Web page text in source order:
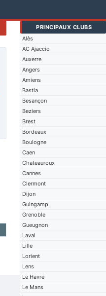
PRINCIPAUX CLUBS
Alès
AC Ajaccio
Auxerre
Angers
Amiens
Bastia
Besançon
Beziers
Brest
Bordeaux
Boulogne
Caen
Chateauroux
Cannes
Clermont
Dijon
Guingamp
Grenoble
Gueugnon
Laval
Lille
Lorient
Lens
Le Havre
Le Mans